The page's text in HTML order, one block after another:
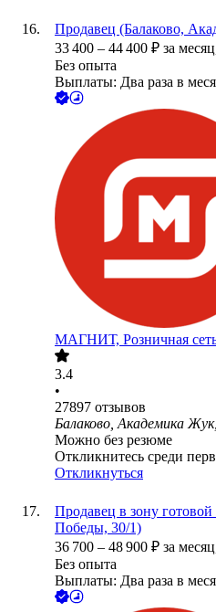
Продавец (Балаково,
33 400 – 44 400 ₽ за
Без опыта
Выплаты: Два раза в
МАГНИТ, Розничная
3.4
•
27897 отзывов
Балаково, Академика
Можно без резюме
Откликнитесь среди
Откликнуться
Продавец в зону
Победы, 30/1)
36 700 – 48 900 ₽ за
Без опыта
Выплаты: Два раза в